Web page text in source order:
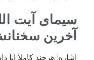
سیمای آیت
آخرین
اشاره: هرچند کاملا